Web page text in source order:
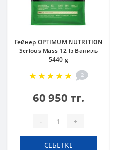
Гейнер OPTIMUM NUTRITION
Serious Mass 12 lb Ваниль
5440 g
2
60 950 тг.
- +
СЕБЕТКЕ